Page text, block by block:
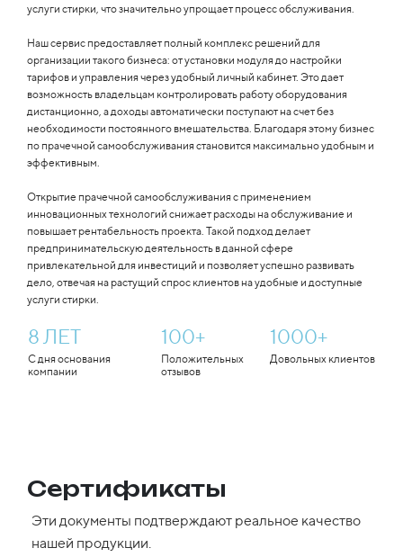
услуги стирки, что значительно упрощает процесс обслуживания.
Наш сервис предоставляет полный комплекс решений для
организации такого бизнеса: от установки модуля до настройки
тарифов и управления через удобный личный кабинет. Это дает
возможность владельцам контролировать работу оборудования
дистанционно, а доходы автоматически поступают на счет без
необходимости постоянного вмешательства. Благодаря этому бизнес
по прачечной самообслуживания становится максимально удобным и
эффективным.
Открытие прачечной самообслуживания с применением
инновационных технологий снижает расходы на обслуживание и
повышает рентабельность проекта. Такой подход делает
предпринимательскую деятельность в данной сфере
привлекательной для инвестиций и позволяет успешно развивать
дело, отвечая на растущий спрос клиентов на удобные и доступные
услуги стирки.
8ЛЕТ
С дня основания
компании
100+
Положительных
отзывов
1000+
Довольных клиентов
Сертификаты
Эти документы подтверждают реальное качество
нашей продукции.